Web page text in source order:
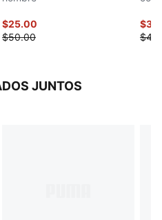
$25.00
$50.00
JUNTOS